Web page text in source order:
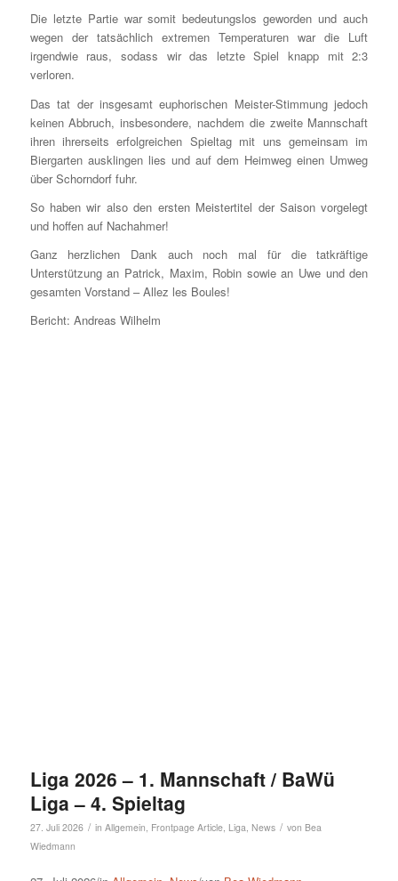
Die letzte Partie war somit bedeutungslos geworden und auch
wegen der tatsächlich extremen Temperaturen war die Luft
irgendwie raus, sodass wir das letzte Spiel knapp mit 2:3
verloren.
Das tat der insgesamt euphorischen Meister-Stimmung jedoch
keinen Abbruch, insbesondere, nachdem die zweite Mannschaft
ihren ihrerseits erfolgreichen Spieltag mit uns gemeinsam im
Biergarten ausklingen lies und auf dem Heimweg einen Umweg
über Schorndorf fuhr.
So haben wir also den ersten Meistertitel der Saison vorgelegt
und hoffen auf Nachahmer!
Ganz herzlichen Dank auch noch mal für die tatkräftige
Unterstützung an Patrick, Maxim, Robin sowie an Uwe und den
gesamten Vorstand – Allez les Boules!
Bericht: Andreas Wilhelm
Liga 2026 – 1. Mannschaft / BaWü
Liga – 4. Spieltag
27. Juli 2026 / in Allgemein, Frontpage Article, Liga, News / von Bea
Wiedmann